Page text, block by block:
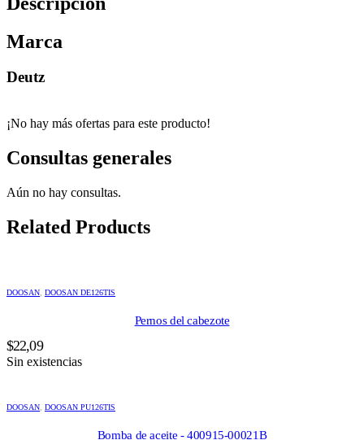
Marca
Deutz
¡No hay más ofertas para este producto!
Consultas generales
Aún no hay consultas.
Related Products
DOOSAN DOOSAN DE126TIS
Pernos del cabezote
$22,09
Sin existencias
DOOSAN DOOSAN PU126TIS
Bomba de aceite - 400915-00021B